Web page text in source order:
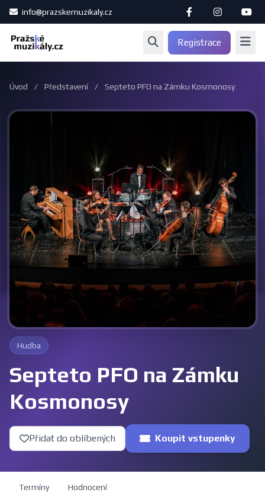
info@prazskemuzikaly.cz
Registrace
Úvod / Představení / Septeto PFO na Zámku Kosmonosy
Hudba
Septeto PFO na Zámku
Kosmonosy
Přidat do oblíbených Koupit vstupenky
Termíny Hodnocení